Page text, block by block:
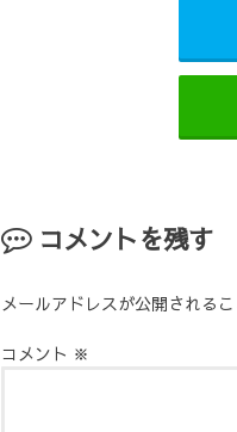
コメントを残す
メールアドレスが公開されるこ
コメント ※